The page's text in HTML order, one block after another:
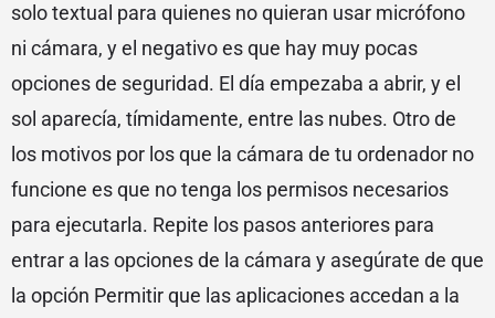
solo textual para quienes no quieran usar micrófono
ni cámara, y el negativo es que hay muy pocas
opciones de seguridad. El día empezaba a abrir, y el
sol aparecía, tímidamente, entre las nubes. Otro de
los motivos por los que la cámara de tu ordenador no
funcione es que no tenga los permisos necesarios
para ejecutarla. Repite los pasos anteriores para
entrar a las opciones de la cámara y asegúrate de que
la opción Permitir que las aplicaciones accedan a la